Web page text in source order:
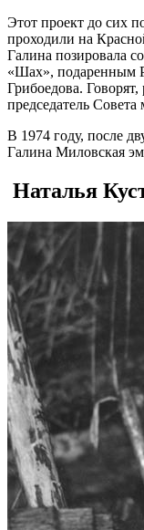
Этот проект до сих
проходили на
Галина позировала
«Шах», подаренным
Грибоедова.
председатель
В 1974 году, после
Галина Миловская
Наталья